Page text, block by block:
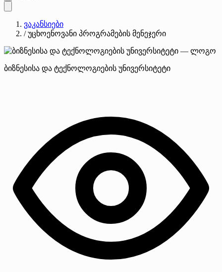
ვაკანსიები
/ უცხოენოვანი პროგრამების მენეჯერი
ბიზნესისა და ტექნოლოგიების უნივერსიტეტი